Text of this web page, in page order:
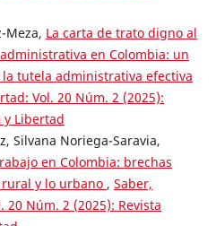
Meza, La carta de trato digno al
en Colombia: un
tutela administrativa efectiva
Vol. 20 Núm. 2 (2025):
y Libertad
Silvana Noriega-Saravia,
en Colombia: brechas
y lo urbano , Saber,
20 Núm. 2 (2025): Revista